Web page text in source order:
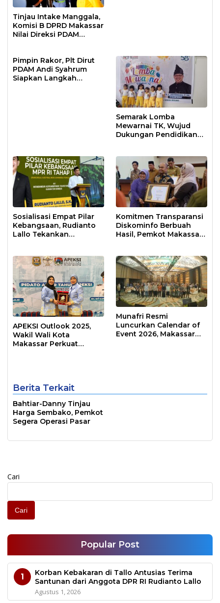
Tinjau Intake Manggala,
Komisi B DPRD Makassar
Nilai Direksi PDAM
Pimpin Rakor, Plt Dirut
PDAM Andi Syahrum
Siapkan Langkah
Semarak Lomba
Mewarnai TK, Wujud
Dukungan Pendidikan
Sosialisasi Empat Pilar
Kebangsaan, Rudianto
Lallo Tekankan
Komitmen Transparansi
Diskominfo Berbuah
Hasil, Pemkot Makassar
APEKSI Outlook 2025,
Wakil Wali Kota
Makassar Perkuat
Munafri Resmi
Luncurkan Calendar of
Event 2026, Makassar
Berita Terkait
Bahtiar-Danny Tinjau
Harga Sembako, Pemkot
Segera Operasi Pasar
Cari
Cari
Popular Post
1
Korban Kebakaran di Tallo Antusias Terima
Santunan dari Anggota DPR RI Rudianto Lallo
Agustus 1, 2026